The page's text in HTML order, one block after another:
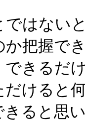
ではない
か把握で
できるだ
だけると
ると思